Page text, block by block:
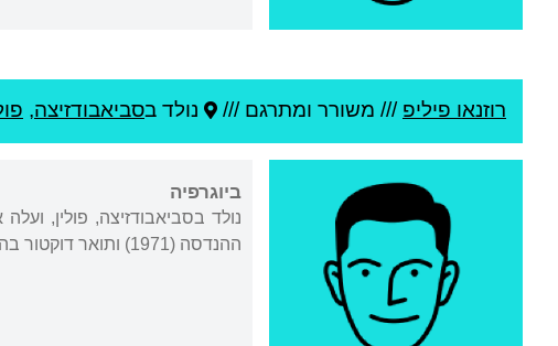
רוזנאו פיליפ /// משורר ומתרגם /// נולד בסביאבודזיצה,
ביוגרפיה
ההנדסה (1971) ותואר דוקטור בהנדסה (1976), שלושתם באוניברסיטת תל אביב. פרופסור למתמטיקה שימושית באוניברסיטה זו.